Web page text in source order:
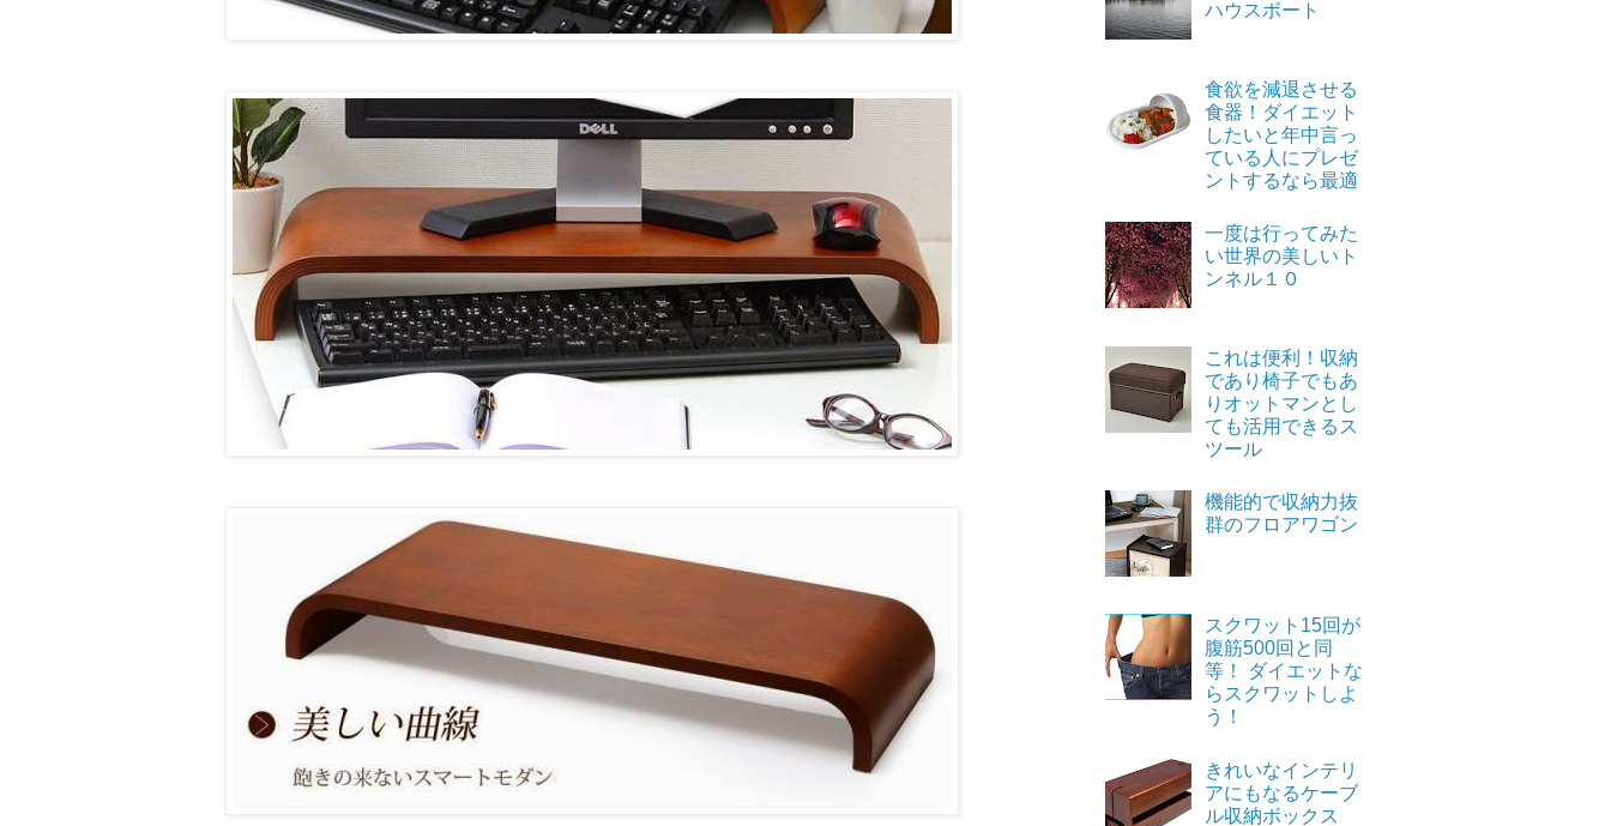
ハウスボート
食欲を減退させる
食器！ダイエット
したいと年中言っ
ている人にプレゼ
ントするなら最適
一度は行ってみた
い世界の美しいト
ンネル１０
これは便利！収納
であり椅子でもあ
りオットマンとし
ても活用できるス
ツール
機能的で収納力抜
群のフロアワゴン
スクワット15回が
腹筋500回と同
等！ ダイエットな
らスクワットしよ
う！
きれいなインテリ
アにもなるケーブ
ル収納ボックス